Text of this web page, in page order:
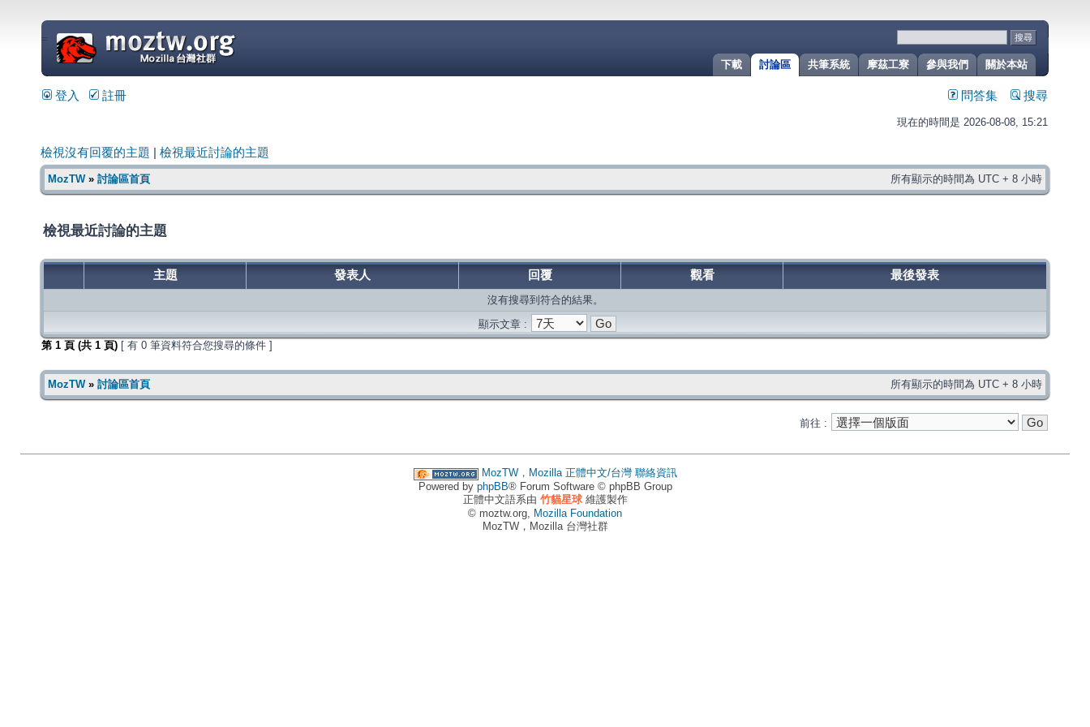
關於本站
參與我們
摩茲工寮
共筆系統
討論區
下載
=
登入 註冊 問答集 搜尋
現在的時間是 2026-08-08, 15:21
檢視沒有回覆的主題 檢視最近討論的主題
MozTW» 討論區首頁 所有顯示的時間為 UTC + 8 小時
檢視最近討論的主題
主題 發表人 回覆 觀看 最後發表
沒有搜尋到符合的結果。
顯示文章 :
第 1 頁 (共 1 頁) [ 有 0 筆資料符合您搜尋的條件 ]
MozTW» 討論區首頁 所有顯示的時間為 UTC + 8 小時
前往 :
MozTW，Mozilla 正體中文/台灣 聯絡資訊
Powered by phpBB® Forum Software © phpBB Group
正體中文語系由 竹貓星球維護製作
© moztw.org, Mozilla Foundation
MozTW，Mozilla 台灣社群